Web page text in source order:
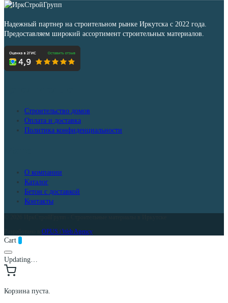
Надежный партнер на строительном рынке Иркутска с 2022 года.
Предоставляем широкий ассортимент строительных материалов.
Строительство домов
Оплата и доставка
Политика конфиденциальности
О компании
Каталог
Бетон с доставкой
Контакты
OPUS | Web Agency
Cart 0
Updating…
Корзина пуста.